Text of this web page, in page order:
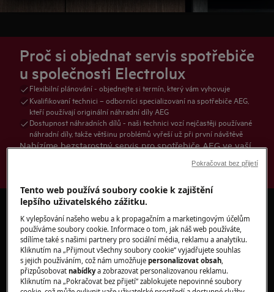
Proč si objednat servis spotřebiče
u společnosti Electrolux
Flexibilní plánování - objednejte si termín, který vám vyhovuje
Kvalifikovaní technici – odborníci specializovaní na spotřebiče AEG,
kteří používají originální náhradní díly AEG
Dostupnost náhradních dílů - naši technici vozí nejčastěji používané
náhradní díly, takže většinu problémů vyřeší už při první návštěvě
Nabízíme bezstarostný servis pro spotřebiče AEG ve vaší
domácnosti. Naši technici jsou školeni přímo ve výrobě na
diagnostikovat a opravit co nejrychleji.
Pozáruční služby
Servis a záruka Premium
Tento web používá soubory cookie k zajištění
lepšího uživatelského zážitku.
K vylepšování našeho webu a k propagačním a marketingovým účelům
používáme soubory cookie. Informace o tom, jak náš web používáte,
sdílíme také s našimi partnery pro sociální média, reklamu a analytiku.
Kliknutím na „Přijmout všechny soubory cookie“ vyjadřujete souhlas
s jejich používáním, což nám umožňujepersonalizovat obsah
přizpůsobovatnabídkya zobrazovat personalizovanou reklamu.
Kliknutím na „Pokračovat bez přijetí“ zablokujete nepovinné soubory
Pokračovat bez přijetí